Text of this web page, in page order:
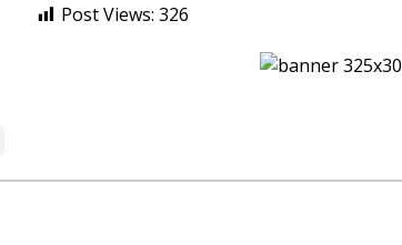
Post Views: 326